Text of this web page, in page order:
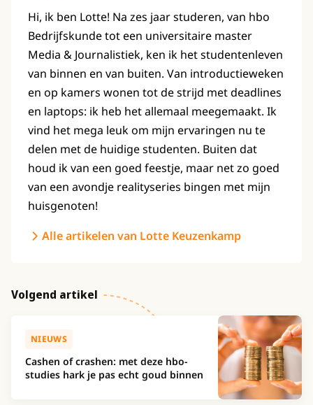
Hi, ik ben Lotte! Na zes jaar studeren, van hbo
Bedrijfskunde tot een universitaire master
Media & Journalistiek, ken ik het studentenleven
van binnen en van buiten. Van introductieweken
en op kamers wonen tot de strijd met deadlines
en laptops: ik heb het allemaal meegemaakt. Ik
vind het mega leuk om mijn ervaringen nu te
delen met de huidige studenten. Buiten dat
houd ik van een goed feestje, maar net zo goed
van een avondje realityseries bingen met mijn
huisgenoten!
Alle artikelen van Lotte Keuzenkamp
Volgend artikel
NIEUWS
Cashen of crashen: met deze hbo-
studies hark je pas echt goud binnen